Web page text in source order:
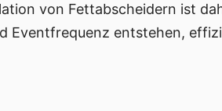
von Fettabscheidern ist
Eventfrequenz entstehen,